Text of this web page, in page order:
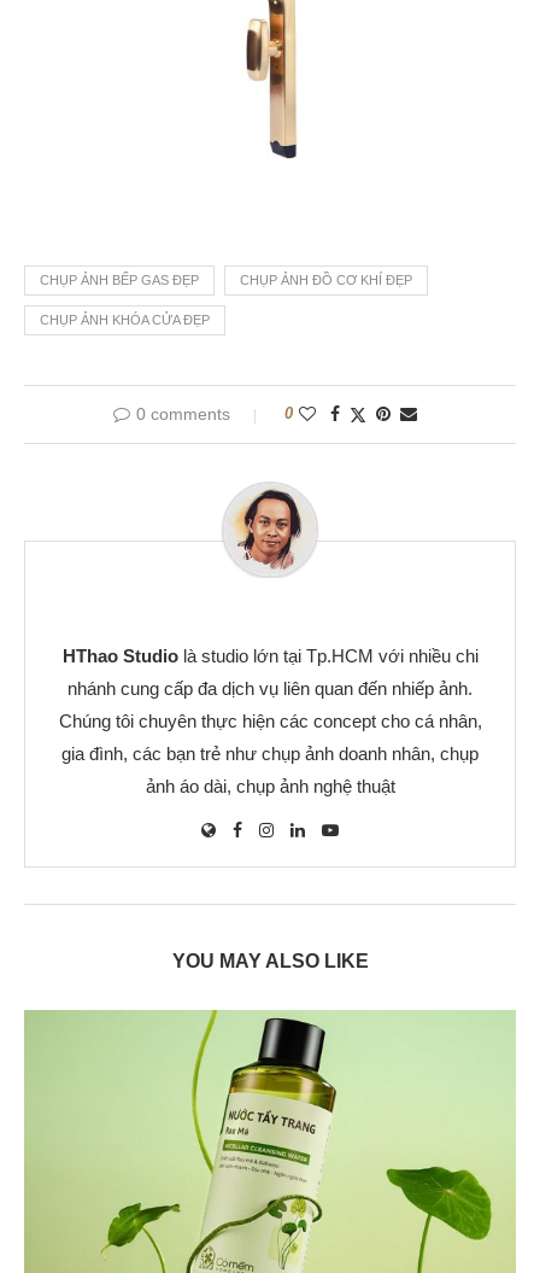
CHỤP ẢNH BẾP GAS ĐẸP CHỤP ẢNH ĐỒ CƠ KHÍ ĐẸP
CHỤP ẢNH KHÓA CỬA ĐẸP
0 comments 0
HThao Studiolà studio lớn tại Tp.HCM với nhiều chi
nhánh cung cấp đa dịch vụ liên quan đến nhiếp ảnh.
Chúng tôi chuyên thực hiện các concept cho cá nhân,
gia đình, các bạn trẻ như chụp ảnh doanh nhân, chụp
ảnh áo dài, chụp ảnh nghệ thuật
YOU MAY ALSO LIKE